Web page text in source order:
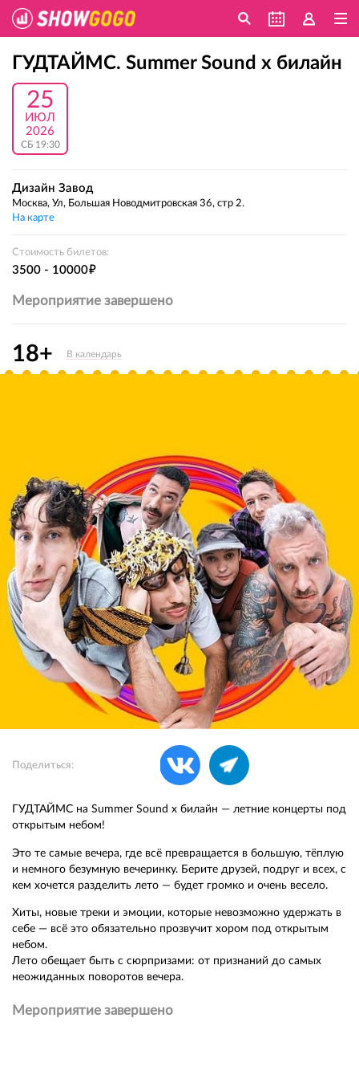
ГУДТАЙМС. Summer Sound х билайн
25
ИЮЛ
2026
СБ 19:30
Дизайн Завод
Москва, Ул, Большая Новодмитровская 36, стр 2.
На карте
Стоимость билетов:
3500 - 10000е
Мероприятие завершено
18+ В календарь
Поделиться:
ГУДТАЙМС на Summer Sound x билайн — летние концерты под
открытым небом!
Это те самые вечера, где всё превращается в большую, тёплую
и немного безумную вечеринку. Берите друзей, подруг и всех, с
кем хочется разделить лето — будет громко и очень весело.
Хиты, новые треки и эмоции, которые невозможно удержать в
себе — всё это обязательно прозвучит хором под открытым
небом.
Лето обещает быть с сюрпризами: от признаний до самых
неожиданных поворотов вечера.
Мероприятие завершено